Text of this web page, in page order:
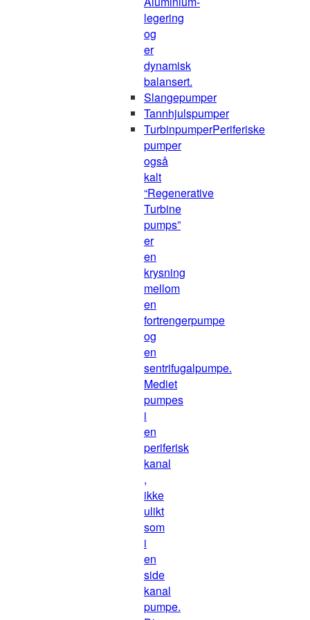
legering
og
er
dynamisk
balansert.
Slangepumper
Tannhjulspumper
TurbinpumperPeriferiske
pumper
også
kalt
“Regenerative
Turbine
pumps”
er
en
krysning
mellom
en
fortrengerpumpe
og
en
sentrifugalpumpe.
Mediet
pumpes
i
en
periferisk
kanal
,
ikke
ulikt
som
i
en
side
kanal
pumpe.